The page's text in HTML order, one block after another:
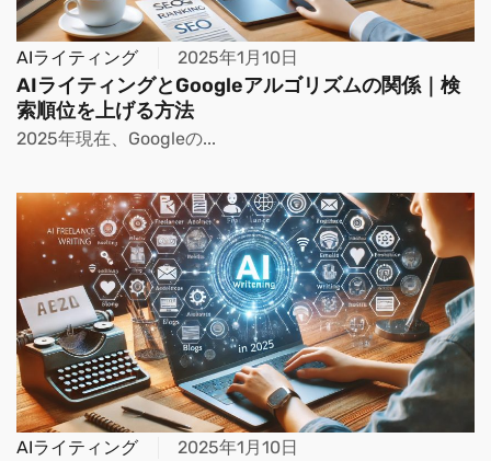
AIライティング 2025年1月10日
AIライティングとGoogleアルゴリズムの関係｜検
索順位を上げる方法
2025年現在、Googleの...
AIライティング 2025年1月10日